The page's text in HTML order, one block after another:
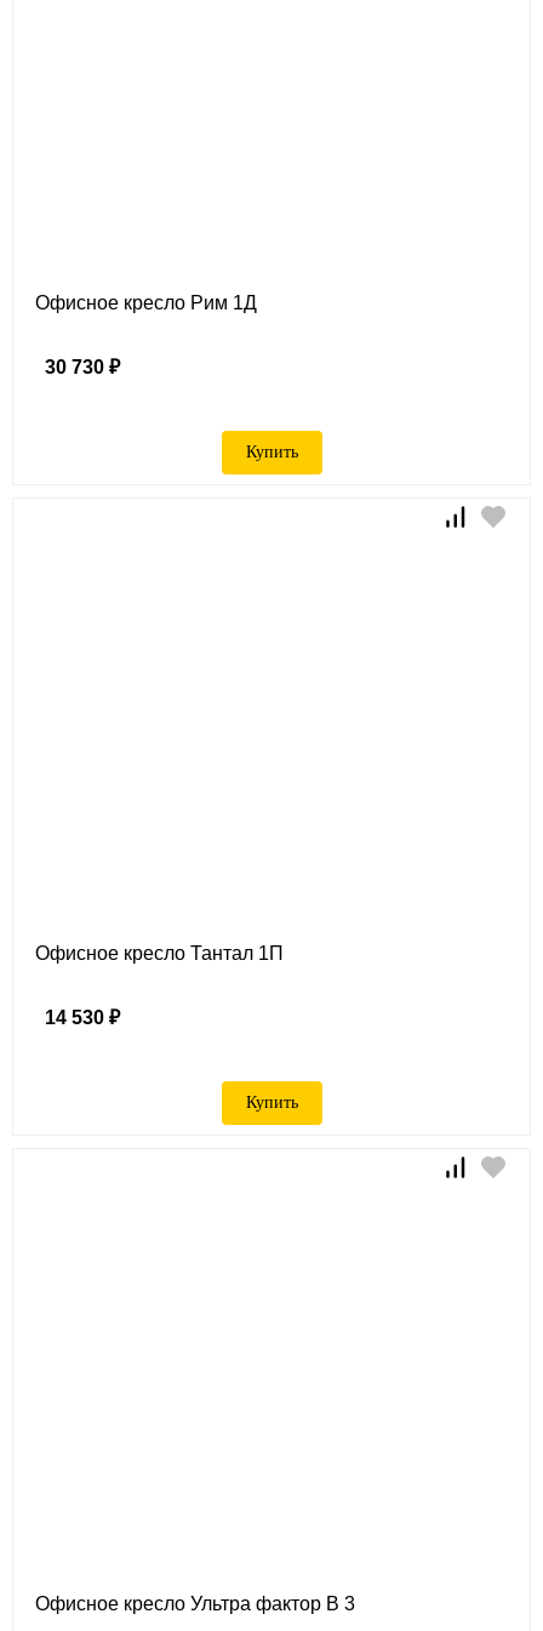
Офисное кресло Рим 1Д
30 730 ₽
Купить
Офисное кресло Тантал 1П
14 530 ₽
Купить
Офисное кресло Ультра фактор B 3